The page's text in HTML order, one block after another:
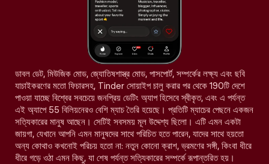
ডাবল ডেট, মিউজিক মোড, জ্যোতিষশাস্ত্র মোড, পাসপোর্ট, সম্পর্কের লক্ষ্য এবং ছবি
যাচাইকরণের মতো ফিচারসহ, Tinder সোয়াইপ চালু করার পর থেকে 190টি দেশে
পাওয়া যাচ্ছে বিশ্বের সবচেয়ে জনপ্রিয় ডেটিং অ্যাপ হিসেবে স্বীকৃত, এবং এ পর্যন্ত
এই অ্যাপে 55 বিলিয়নেরও বেশি ম্যাচ তৈরি হয়েছে। প্রতিটি ম্যাচের পেছনে একজন
সত্যিকারের মানুষ আছেন। সেটিই সবসময় মূল উদ্দেশ্য ছিলো। এটি এমন একটা
জায়গা, যেখানে আপনি এমন মানুষদের সাথে পরিচিত হতে পারেন, যাদের সাথে হয়তো
অন্য কোথাও কখনোই পরিচয় হতো না: নতুন কোনো ক্রাশ, ভ্রমণের সঙ্গী, কিংবা ধীরে
ধীরে গড়ে ওঠা এমন কিছু, যা শেষ পর্যন্ত সত্যিকারের সম্পর্কে রূপান্তরিত হয়।